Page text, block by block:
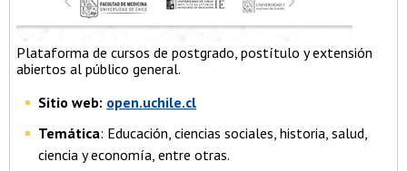
Plataforma de cursos de postgrado, postítulo y extensión
abiertos al público general.
Sitio web: open.uchile.cl
Temática: Educación, ciencias sociales, historia, salud,
ciencia y economía, entre otras.